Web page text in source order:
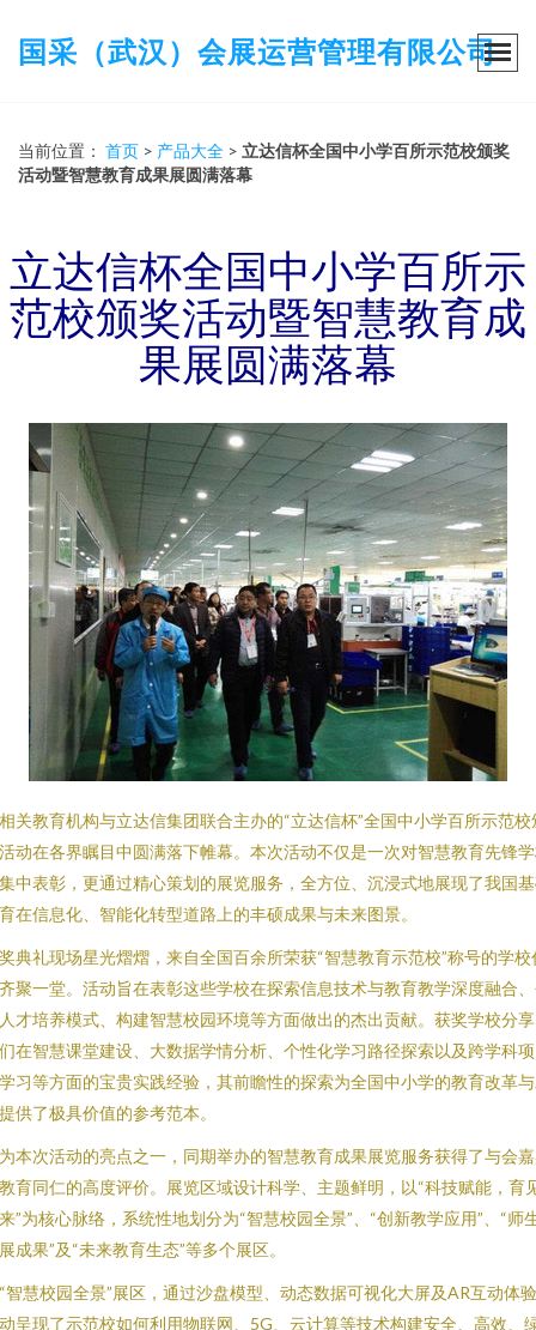
国采（武汉）会展运营管理有限公司
当前位置： 首页 > 产品大全 > 立达信杯全国中小学百所示范校颁奖
活动暨智慧教育成果展圆满落幕
立达信杯全国中小学百所示
范校颁奖活动暨智慧教育成
果展圆满落幕
关教育机构与立达信集团联合主办的“立达信杯”全国中小学百所示范校
动在各界瞩目中圆满落下帷幕。本次活动不仅是一次对智慧教育先锋
中表彰，更通过精心策划的展览服务，全方位、沉浸式地展现了我国
在信息化、智能化转型道路上的丰硕成果与未来图景。
典礼现场星光熠熠，来自全国百余所荣获“智慧教育示范校”称号的学校
聚一堂。活动旨在表彰这些学校在探索信息技术与教育教学深度融合
才培养模式、构建智慧校园环境等方面做出的杰出贡献。获奖学校分
在智慧课堂建设、大数据学情分析、个性化学习路径探索以及跨学科
习等方面的宝贵实践经验，其前瞻性的探索为全国中小学的教育改革
供了极具价值的参考范本。
本次活动的亮点之一，同期举办的智慧教育成果展览服务获得了与会
育同仁的高度评价。展览区域设计科学、主题鲜明，以“科技赋能，育
”为核心脉络，系统性地划分为“智慧校园全景”、“创新教学应用”、“师
成果”及“未来教育生态”等多个展区。
智慧校园全景”展区，通过沙盘模型、动态数据可视化大屏及AR互动体
呈现了示范校如何利用物联网、5G、云计算等技术构建安全、高效、